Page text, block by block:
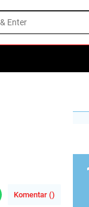
Komentar ()